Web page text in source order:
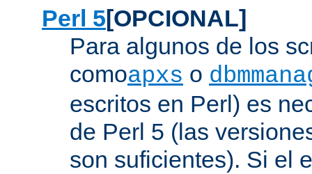
Perl 5[OPCIONAL]
Para algunos de los
comoapxs o
escritos en Perl) es
de Perl 5 (las
son suficientes). Si el